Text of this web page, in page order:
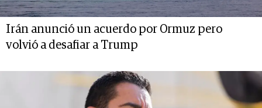
Irán anunció un acuerdo por Ormuz pero
volvió a desafiar a Trump